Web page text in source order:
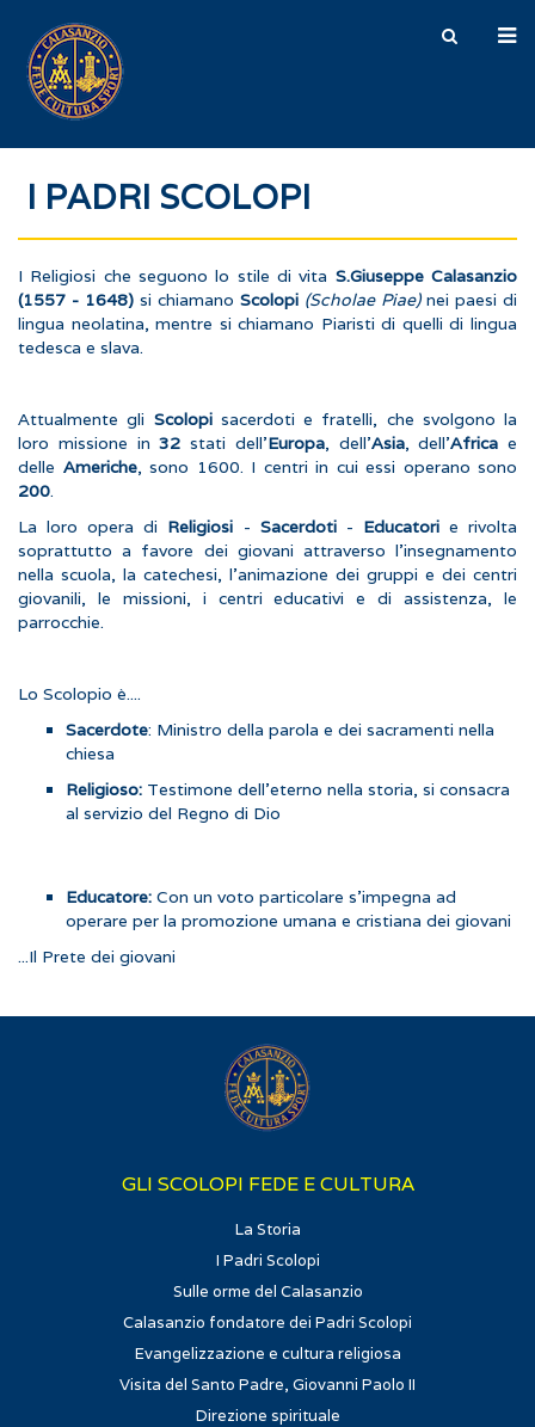
I PADRI SCOLOPI
I Religiosi che seguono lo stile di vita S.Giuseppe Calasanzio
(1557 - 1648) si chiamano Scolopi (Scholae Piae)nei paesi di
lingua neolatina, mentre si chiamano Piaristi di quelli di lingua
tedesca e slava.
Attualmente gli Scolopisacerdoti e fratelli, che svolgono la
loro missione in32 stati dell'Europa, dell'Asia, dell'Africa e
delle Americhe, sono 1600. I centri in cui essi operano sono
200.
La loro opera di Religiosi - Sacerdoti- Educatorie rivolta
soprattutto a favore dei giovani attraverso l'insegnamento
nella scuola, la catechesi, l'animazione dei gruppi e dei centri
giovanili, le missioni, i centri educativi e di assistenza, le
parrocchie.
Lo Scolopio è....
Sacerdote: Ministro della parola e dei sacramenti nella
chiesa
Religioso: Testimone dell'eterno nella storia, si consacra
al servizio del Regno di Dio
Educatore: Con un voto particolare s'impegna ad
operare per la promozione umana e cristiana dei giovani
...Il Prete dei giovani
GLI SCOLOPI FEDE E CULTURA
La Storia
I Padri Scolopi
Sulle orme del Calasanzio
Calasanzio fondatore dei Padri Scolopi
Evangelizzazione e cultura religiosa
Visita del Santo Padre, Giovanni Paolo II
Direzione spirituale